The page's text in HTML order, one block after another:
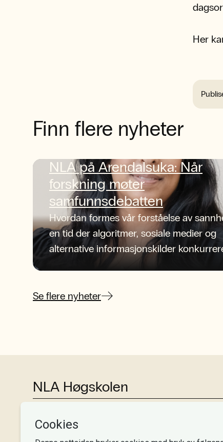
Her
Finn flere nyheter
NLA på Arendalsuka: Når
forskning møter
samfunnsdebatten
Hvordan formes vår forståelse av
en tid der algoritmer, sosiale medier og
alternative informasjonskilder
om oppmerksomheten?
Se flere nyheter
NLA Høgskolen
Tlf:+47 55 54 07 00
Send epost